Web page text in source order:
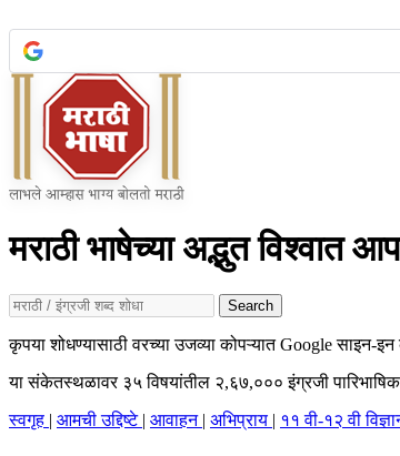
मराठी भाषेच्या अद्भुत विश्वात
Search
कृपया शोधण्यासाठी वरच्या उजव्या कोपऱ्यात Google साइन-इन
या संकेतस्थळावर ३५ विषयांतील २,६७,००० इंग्रजी पारिभाषिक
स्वगृह | आमची उद्दिष्टे | आवाहन | अभिप्राय | ११ वी-१२ वी